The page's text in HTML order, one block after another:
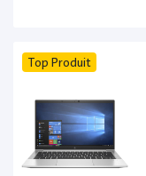
Top Produit